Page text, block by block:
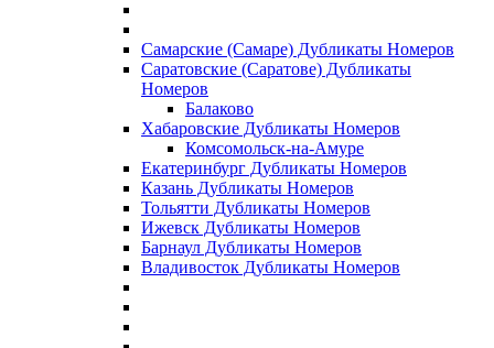
Самарские (Самаре) Дубликаты Номеров
Саратовские (Саратове) Дубликаты
Номеров
Балаково
Хабаровские Дубликаты Номеров
Комсомольск-на-Амуре
Екатеринбург Дубликаты Номеров
Казань Дубликаты Номеров
Тольятти Дубликаты Номеров
Ижевск Дубликаты Номеров
Барнаул Дубликаты Номеров
Владивосток Дубликаты Номеров